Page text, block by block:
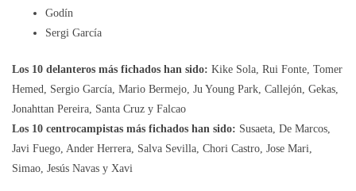
Godín
Sergi García
Los 10 delanteros más fichados han sido: Kike Sola, Rui Fonte, Tomer
Hemed, Sergio García, Mario Bermejo, Ju Young Park, Callejón, Gekas,
Jonahttan Pereira, Santa Cruz y Falcao
Los 10 centrocampistas más fichados han sido: Susaeta, De Marcos,
Javi Fuego, Ander Herrera, Salva Sevilla, Chori Castro, Jose Mari,
Simao, Jesús Navas y Xavi